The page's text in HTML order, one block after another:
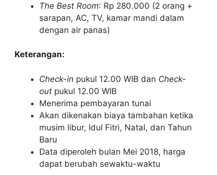
The Best Room: Rp 280.000 (2 orang +
sarapan, AC, TV, kamar mandi dalam
dengan air panas)
Keterangan:
Check-in pukul 12.00 WIB dan Check-
out pukul 12.00 WIB
Menerima pembayaran tunai
Akan dikenakan biaya tambahan ketika
musim libur, Idul Fitri, Natal, dan Tahun
Baru
Data diperoleh bulan Mei 2018, harga
dapat berubah sewaktu-waktu